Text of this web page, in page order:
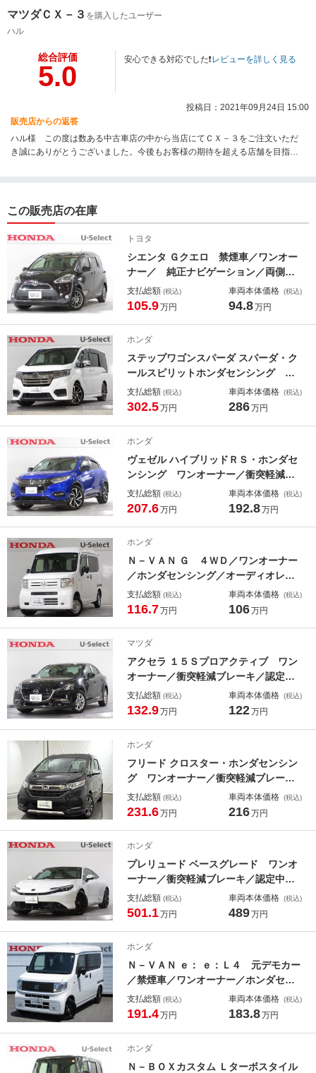
マツダＣＸ－３ を購入したユーザー
ハル
総合評価
5.0
安心できる対応でした❗️レビューを詳しく見る
投稿日：2021年09月24日 15:00
販売店からの返答
ハル様 この度は数ある中古車店の中から当店にてＣＸ－３をご注文いただ
き誠にありがとうございました。今後もお客様の期待を超える店舗を目指し
す。 店長
この販売店の在庫
トヨタ
シエンタ Ｇクエロ 禁煙車／ワンオー
ナー／ 純正ナビゲーション／両側パ
ワースライドドア／フルセグテレビ／
ＬＥＤヘッドライト／バックカメラ
キー／ＣＤ 記録簿
支払総額 (税込)
105.9万円
車両本体価格 (税込)
94.8万円
ホンダ
ステップワゴンスパーダ スパーダ・ク
ールスピリットホンダセンシング ワ
ンオーナー／衝突軽減ブレーキ／認定
中古車／フルセグＴＶ／メモリーナビ
Ｄライト／クルコン／純正アルミホイ
ール／スマートキー ＢＴ対応
支払総額 (税込)
302.5万円
車両本体価格 (税込)
286万円
ホンダ
ヴェゼル ハイブリッドＲＳ・ホンダセ
ンシング ワンオーナー／衝突軽減ブ
レーキ／認定中古車／禁煙／フルセグ
ＴＶ／純正メモリーナビ／ＥＴＣ／バ
マートキー／横滑り防止装置／純正ア
ルミ
支払総額 (税込)
207.6万円
車両本体価格 (税込)
192.8万円
ホンダ
Ｎ－ＶＡＮ Ｇ ４ＷＤ／ワンオーナー
／ホンダセンシング／オーディオレス
／キーレスエントリー／両側スライド
ドア／両席エアバック／助手席センタ
支払総額 (税込)
116.7万円
車両本体価格 (税込)
106万円
マツダ
アクセラ １５Ｓプロアクティブ ワン
オーナー／衝突軽減ブレーキ／認定中
古車／フルセグＴＶ／ＥＴＣ／パノラ
ミックビューモニター／シートヒータ
ー／横滑り防止装置 禁煙車
支払総額 (税込)
132.9万円
車両本体価格 (税込)
122万円
ホンダ
フリード クロスター・ホンダセンシン
グ ワンオーナー／衝突軽減ブレーキ
／認定中古車／フルセグＴＶ／純正メ
モリーナビ／ＥＴＣ／バックモニター
クルーズコントロール／スマートキー
支払総額 (税込)
231.6万円
車両本体価格 (税込)
216万円
ホンダ
プレリュード ベースグレード ワンオ
ーナー／衝突軽減ブレーキ／認定中古
車／フルセグＴＶ／メモリーナビ／Ｅ
ＴＣ／サポカー／シートヒーター／Ｌ
アバッグ 前後センサー
支払総額 (税込)
501.1万円
車両本体価格 (税込)
489万円
ホンダ
Ｎ－ＶＡＮ ｅ： ｅ：Ｌ４ 元デモカー
／禁煙車／ワンオーナー／ホンダセン
シング／衝突軽減／純正８インチメモ
リーナビ／バックカメラ／Ｂｌｕｅｔ
ロゲンライト ＡＣＣ
支払総額 (税込)
191.4万円
車両本体価格 (税込)
183.8万円
ホンダ
Ｎ－ＢＯＸカスタム Ｌターボスタイル